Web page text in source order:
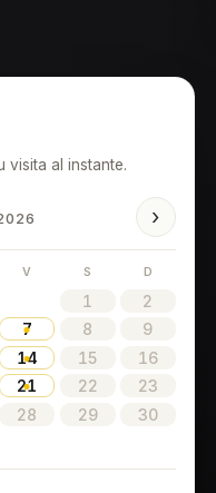
visita al instante.
›
V S D
1
2
7 8
9
14 15
16
21 22
23
28 29
30